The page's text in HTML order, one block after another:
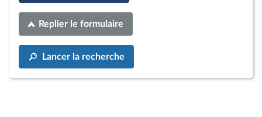
Replier le formulaire
Lancer la recherche